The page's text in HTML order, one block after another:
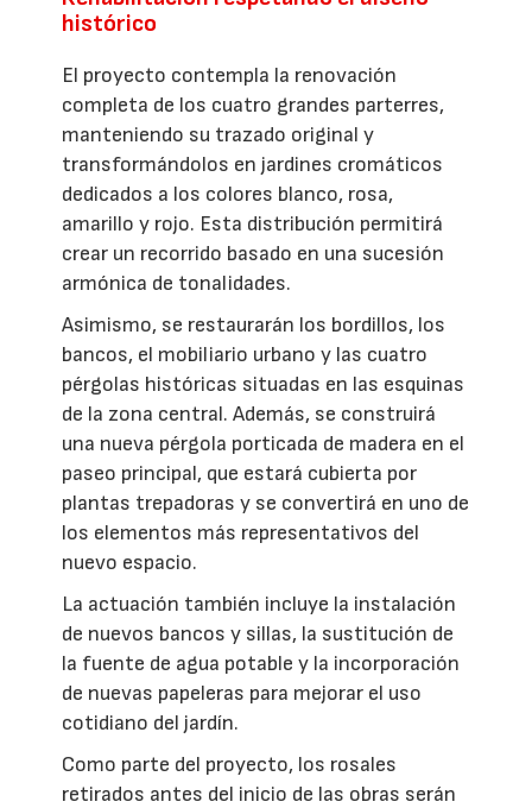
histórico
El proyecto contempla la renovación
completa de los cuatro grandes parterres,
manteniendo su trazado original y
transformándolos en jardines cromáticos
dedicados a los colores blanco, rosa,
amarillo y rojo. Esta distribución permitirá
crear un recorrido basado en una sucesión
armónica de tonalidades.
Asimismo, se restaurarán los bordillos, los
bancos, el mobiliario urbano y las cuatro
pérgolas históricas situadas en las esquinas
de la zona central. Además, se construirá
una nueva pérgola porticada de madera en el
paseo principal, que estará cubierta por
plantas trepadoras y se convertirá en uno de
los elementos más representativos del
nuevo espacio.
La actuación también incluye la instalación
de nuevos bancos y sillas, la sustitución de
la fuente de agua potable y la incorporación
de nuevas papeleras para mejorar el uso
cotidiano del jardín.
Como parte del proyecto, los rosales
retirados antes del inicio de las obras serán